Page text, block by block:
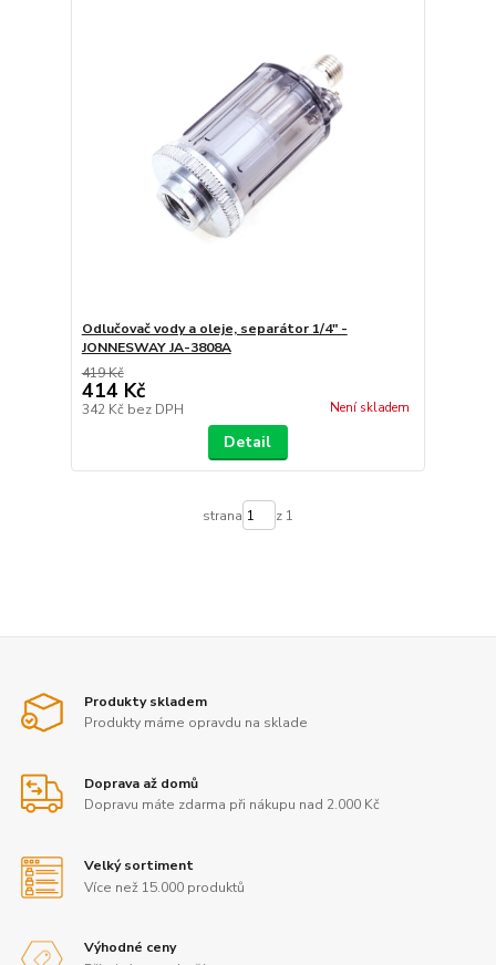
Odlučovač vody a oleje, separátor 1/4" -
JONNESWAY JA-3808A
419 Kč
414 Kč
342 Kč bez DPH Není skladem
Detail
strana z 1
Produkty skladem
Produkty máme opravdu na sklade
Doprava až domů
Dopravu máte zdarma při nákupu nad 2.000 Kč
Velký sortiment
Více než 15.000 produktů
Výhodné ceny